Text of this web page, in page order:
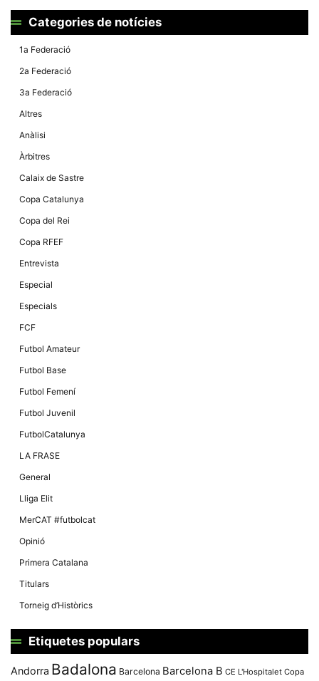
Categories de notícies
1a Federació
2a Federació
3a Federació
Altres
Anàlisi
Àrbitres
Calaix de Sastre
Copa Catalunya
Copa del Rei
Copa RFEF
Entrevista
Especial
Especials
FCF
Futbol Amateur
Futbol Base
Futbol Femení
Futbol Juvenil
FutbolCatalunya
LA FRASE
General
Lliga Elit
MerCAT #futbolcat
Opinió
Primera Catalana
Titulars
Torneig d’Històrics
Etiquetes populars
Andorra Badalona Barcelona Barcelona B CE L'Hospitalet Copa
Màrqueting